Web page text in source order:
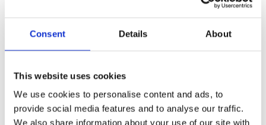
Consent Details About
This website uses cookies
We use cookies to personalise content and ads, to
provide social media features and to analyse our traffic.
We also share information about your use of our site with